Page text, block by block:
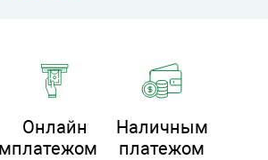
Онлайн
платежом
Наличным
платежом